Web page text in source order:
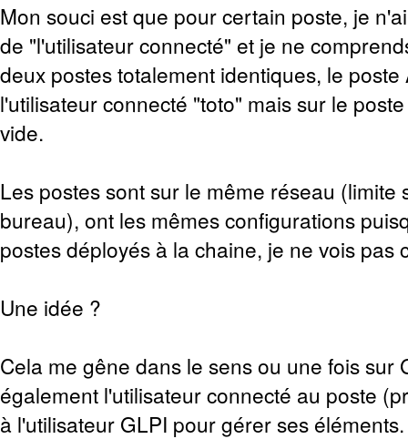
Mon souci est que pour certain poste, je
de "l'utilisateur connecté" et je ne
deux postes totalement identiques, le
l'utilisateur connecté "toto" mais sur le
vide.
Les postes sont sur le même réseau (limite
bureau), ont les mêmes configurations
postes déployés à la chaine, je ne vois pas
Une idée ?
Cela me gêne dans le sens ou une fois sur
également l'utilisateur connecté au poste
à l'utilisateur GLPI pour gérer ses éléments.